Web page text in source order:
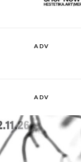
ADV
ADV